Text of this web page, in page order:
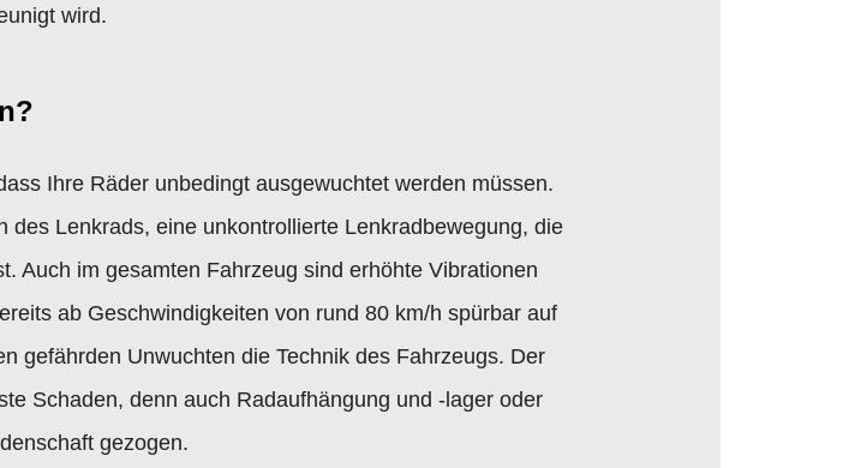
wird.
Ihre Räder unbedingt ausgewuchtet werden müssen.
Lenkrads, eine unkontrollierte Lenkradbewegung, die
Auch im gesamten Fahrzeug sind erhöhte Vibrationen
ab Geschwindigkeiten von rund 80 km/h spürbar auf
gefährden Unwuchten die Technik des Fahrzeugs. Der
Schaden, denn auch Radaufhängung und -lager oder
gezogen.